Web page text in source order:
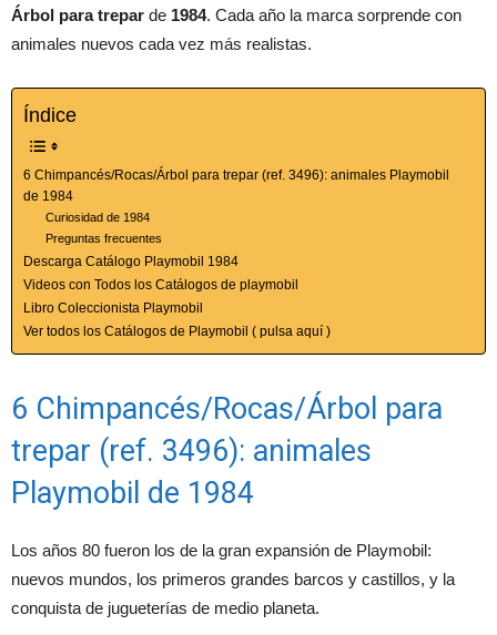
Árbol para trepar de 1984. Cada año la marca sorprende con
animales nuevos cada vez más realistas.
Índice
6 Chimpancés/Rocas/Árbol para trepar (ref. 3496): animales Playmobil
de 1984
Curiosidad de 1984
Preguntas frecuentes
Descarga Catálogo Playmobil 1984
Videos con Todos los Catálogos de playmobil
Libro Coleccionista Playmobil
Ver todos los Catálogos de Playmobil ( pulsa aquí )
6 Chimpancés/Rocas/Árbol para
trepar (ref. 3496): animales
Playmobil de 1984
Los años 80 fueron los de la gran expansión de Playmobil:
nuevos mundos, los primeros grandes barcos y castillos, y la
conquista de jugueterías de medio planeta.